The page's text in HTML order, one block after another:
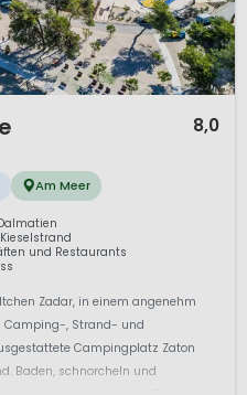
8,0
Am Meer
und Restaurants
Zadar, in einem angenehm
Camping-, Strand- und
Campingplatz Zaton
Baden, schnorcheln und